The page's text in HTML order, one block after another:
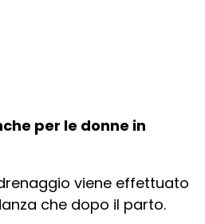
per le donne in
viene effettuato
che dopo il parto.